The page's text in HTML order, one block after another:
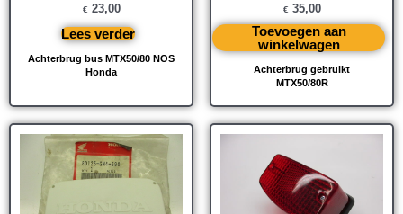
Achterbrug bus MTX50/80 NOS
Honda
€ 23,00
Lees verder
Achterbrug gebruikt
MTX50/80R
€ 35,00
Toevoegen aan
winkelwagen